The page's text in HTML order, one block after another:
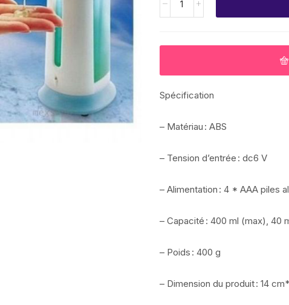
Spécification
– Matériau : ABS
– Tension d’entrée : dc6 V
– Alimentation : 4 * AAA piles
– Capacité : 400 ml (max), 40
– Poids : 400 g
– Dimension du produit : 14